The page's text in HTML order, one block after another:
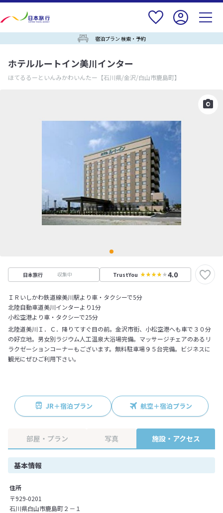
宿泊プラン 検索・予約
ホテルルートイン美川インター
ほてるるーといんみかわいんたー 【石川県/金沢/白山市鹿島町】
日本旅行 収集中 TrustYou 4.0
ＩＲいしかわ鉄道線美川駅より車・タクシーで5分
北陸自動車道美川インターより1分
小松空港より車・タクシーで25分
北陸道美川Ｉ．Ｃ．降りてすぐ目の前。金沢市街、小松空港へも車で３０分
の好立地。男女別ラジウム人工温泉大浴場完備。マッサージチェアのあるリ
ラクゼーションコーナーもございます。無料駐車場９５台完備。ビジネスに
観光にぜひご利用下さい。
JR＋宿泊プラン 航空＋宿泊プラン
部屋・プラン 写真 施設・アクセス
基本情報
住所
〒929-0201
石川県白山市鹿島町２－１